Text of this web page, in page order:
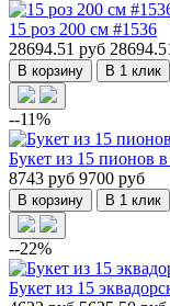
15 роз 200 см #1536
28694.51 руб
В корзину В 1 клик
--11%
Букет из 15 пионов
8743 руб 9700 руб
В корзину В 1 клик
--22%
Букет из 15